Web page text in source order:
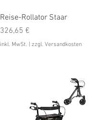
Schnellansicht
Reise-Rollator Staar
Preis
326,65 €
inkl. MwSt. zzgl. Versandkosten